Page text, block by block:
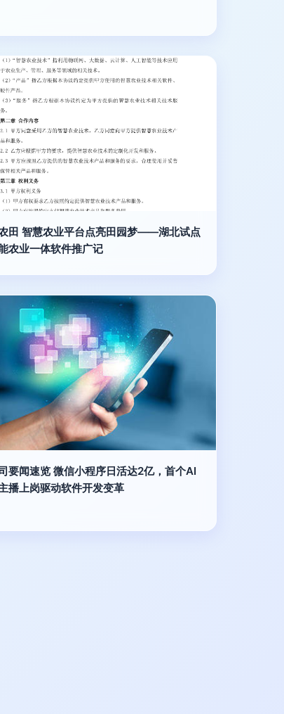
田 智慧农业平台点亮田园梦——湖北试点
农业一体软件推广记
要闻速览 微信小程序日活达2亿，首个AI
播上岗驱动软件开发变革